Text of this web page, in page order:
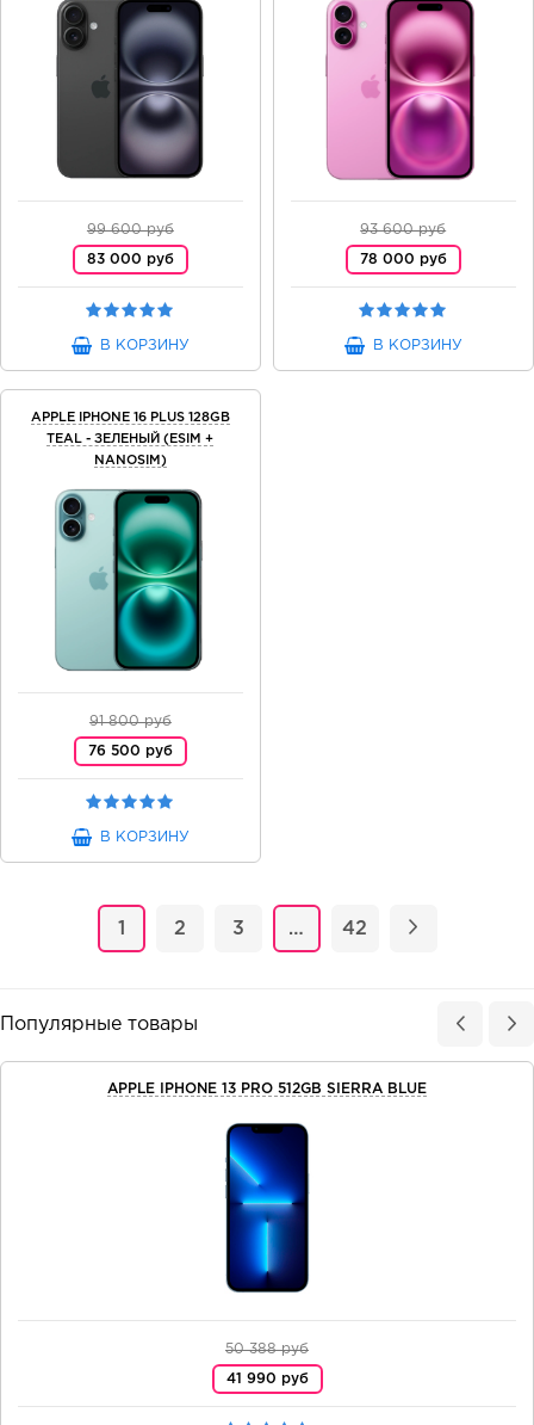
99 600 руб
83 000 руб
В КОРЗИНУ
93 600 руб
78 000 руб
В КОРЗИНУ
APPLE IPHONE 16 PLUS 128GB
TEAL - ЗЕЛЕНЫЙ (ESIM +
NANOSIM)
91 800 руб
76 500 руб
В КОРЗИНУ
1 2 3 … 42
Популярные товары
APPLE IPHONE 13 PRO 512GB SIERRA BLUE
50 388 руб
41 990 руб